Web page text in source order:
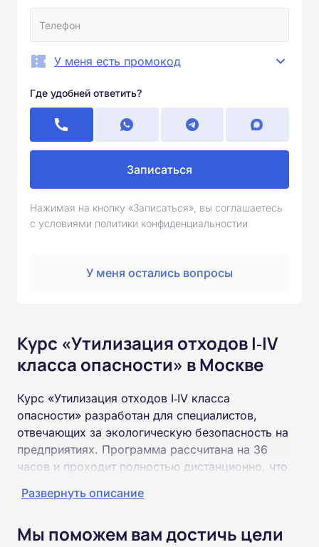
У меня есть промокод
Где удобней ответить?
Записаться
Нажимая на кнопку «Записаться», вы соглашаетесь
с условиями политики конфиденциальностии
У меня остались вопросы
Курс «Утилизация отходов I‑IV
класса опасности» в Москве
Курс «Утилизация отходов I‑IV класса
опасности» разработан для специалистов,
отвечающих за экологическую безопасность на
предприятиях. Программа рассчитана на 36
часов и проходит полностью дистанционно, что
трудовой деятельностью.
Слушатели ознакомятся с основами
Развернуть описание
Мы поможем вам достичь цели